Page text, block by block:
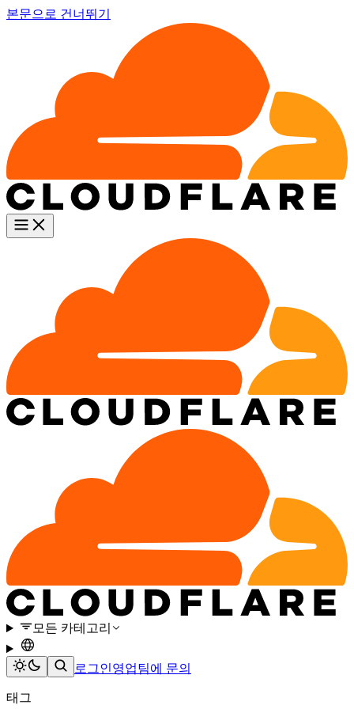
본문으로 건너뛰기
모든 카테고리
로그인영업팀에 문의
태그